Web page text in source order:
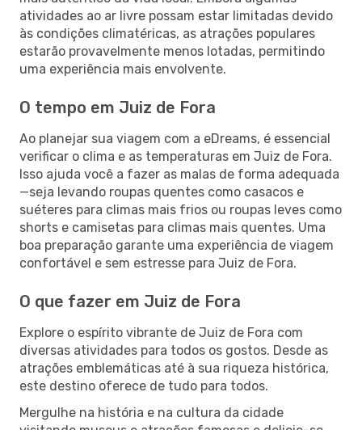
atividades ao ar livre possam estar limitadas devido
às condições climatéricas, as atrações populares
estarão provavelmente menos lotadas, permitindo
uma experiência mais envolvente.
O tempo em Juiz de Fora
Ao planejar sua viagem com a eDreams, é essencial
verificar o clima e as temperaturas em Juiz de Fora.
Isso ajuda você a fazer as malas de forma adequada
—seja levando roupas quentes como casacos e
suéteres para climas mais frios ou roupas leves como
shorts e camisetas para climas mais quentes. Uma
boa preparação garante uma experiência de viagem
confortável e sem estresse para Juiz de Fora.
O que fazer em Juiz de Fora
Explore o espírito vibrante de Juiz de Fora com
diversas atividades para todos os gostos. Desde as
atrações emblemáticas até à sua riqueza histórica,
este destino oferece de tudo para todos.
Mergulhe na história e na cultura da cidade